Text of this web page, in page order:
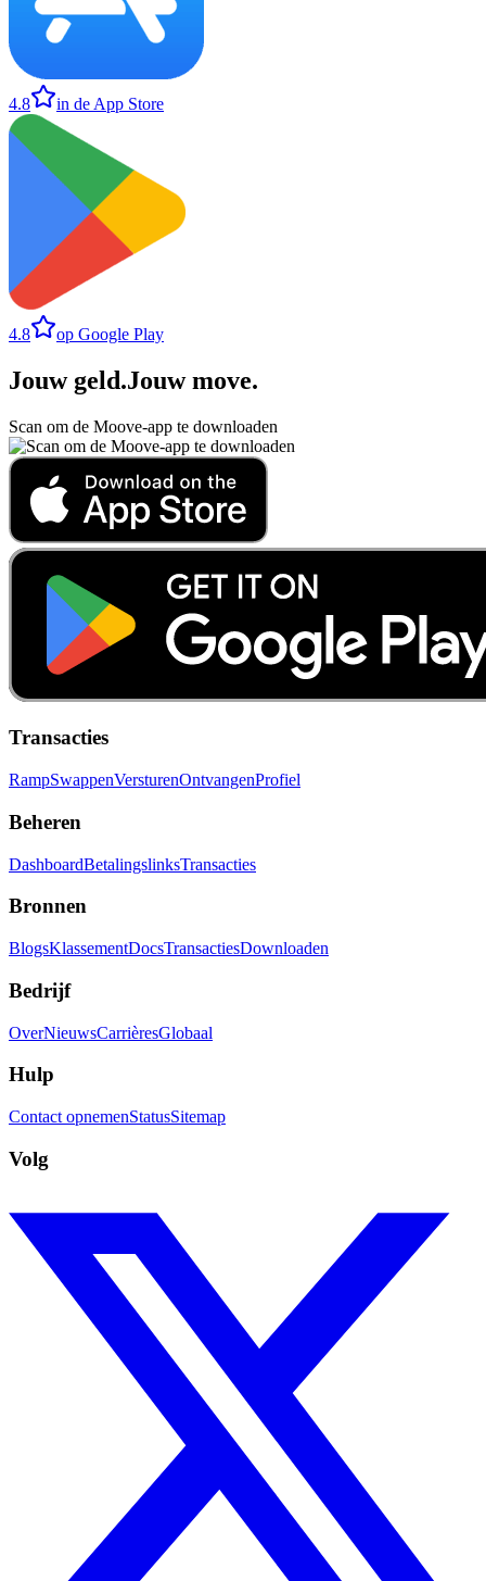
4.8 in de App Store
4.8 op Google Play
Jouw geld.Jouw move.
Scan om de Moove-app te downloaden
Transacties
RampSwappenVersturenOntvangenProfiel
Beheren
DashboardBetalingslinksTransacties
Bronnen
BlogsKlassementDocsTransactiesDownloaden
Bedrijf
OverNieuwsCarrièresGlobaal
Hulp
Contact opnemenStatusSitemap
Volg